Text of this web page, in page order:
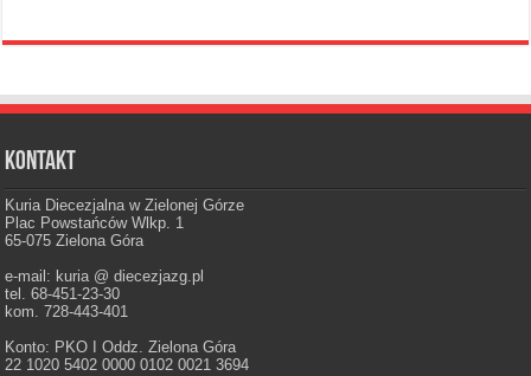
Kontakt
Kuria Diecezjalna w Zielonej Górze
Plac Powstańców Wlkp. 1
65-075 Zielona Góra
e-mail: kuria @ diecezjazg.pl
tel. 68-451-23-30
kom. 728-443-401
Konto: PKO I Oddz. Zielona Góra
22 1020 5402 0000 0102 0021 3694